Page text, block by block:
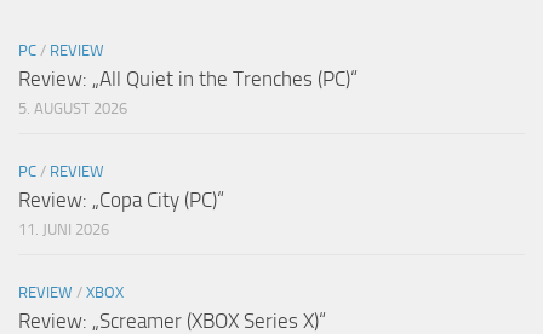
PC / REVIEW
Review: „All Quiet in the Trenches (PC)“
5. AUGUST 2026
PC / REVIEW
Review: „Copa City (PC)“
11. JUNI 2026
REVIEW / XBOX
Review: „Screamer (XBOX Series X)“